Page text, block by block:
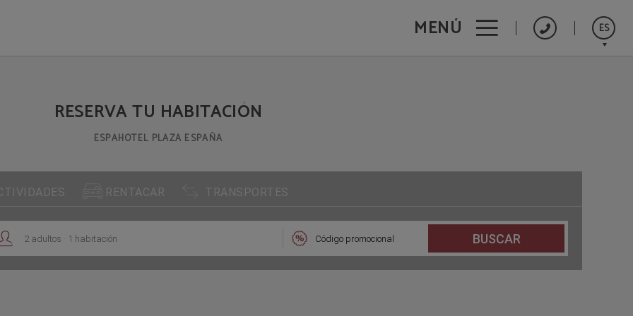
MENÚ ES
RESERVA TU HABITACIÓN
ESPAHOTEL PLAZA ESPAÑA
RENTACAR TRANSPORTES
2 adultos 1 habitación  Código promocional BUSCAR